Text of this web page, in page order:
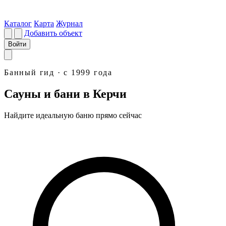
Каталог Карта Журнал
Добавить объект
Войти
Банный гид · с 1999 года
Сауны и бани в Керчи
Найдите идеальную баню прямо сейчас